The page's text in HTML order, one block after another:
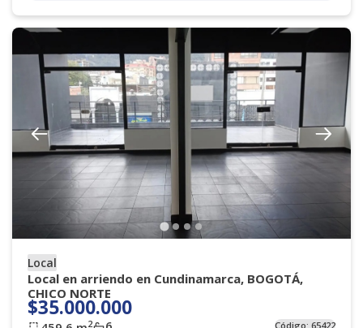
Local
Local en arriendo en Cundinamarca, BOGOTÁ,
CHICO NORTE
$35.000.000
2 Código:65422